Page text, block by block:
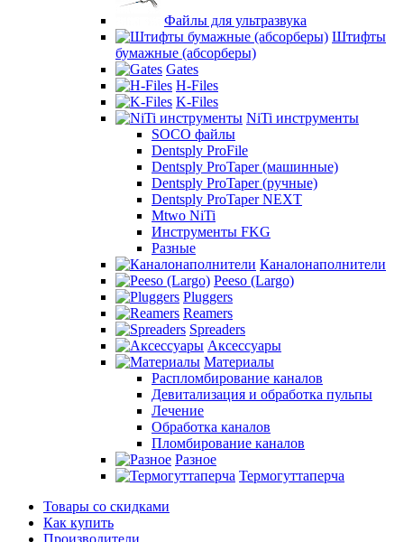
Файлы для ультразвука
Штифты
бумажные (абсорберы)
Gates
H-Files
K-Files
NiTi инструменты
SOCO файлы
Dentsply ProFile
Dentsply ProTaper (машинные)
Dentsply ProTaper (ручные)
Dentsply ProTaper NEXT
Mtwo NiTi
Инструменты FKG
Разные
Каналонаполнители
Peeso (Largo)
Pluggers
Reamers
Spreaders
Аксессуары
Материалы
Распломбирование каналов
Девитализация и обработка пульпы
Лечение
Обработка каналов
Пломбирование каналов
Разное
Термогуттаперча
Товары со скидками
Как купить
Производители